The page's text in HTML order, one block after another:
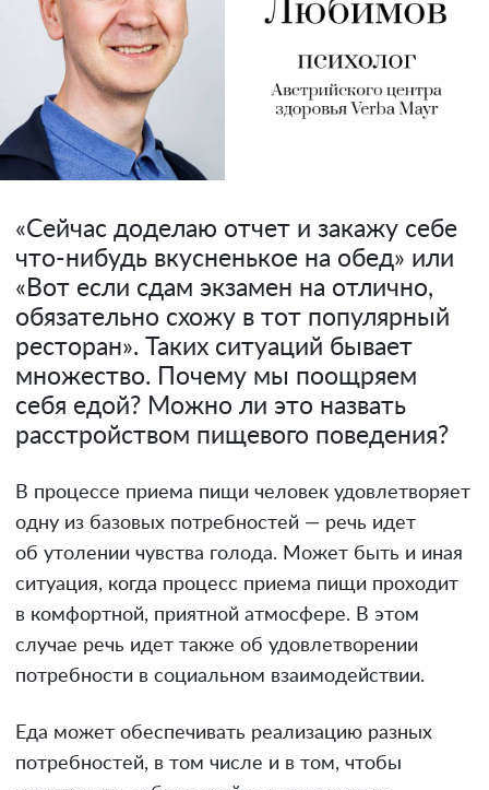
«Сейчас доделаю отчет и закажу себе
что-нибудь вкусненькое на обед» или
«Вот если сдам экзамен на отлично,
обязательно схожу в тот популярный
ресторан». Таких ситуаций бывает
множество. Почему мы поощряем
себя едой? Можно ли это назвать
расстройством пищевого поведения?
В процессе приема пищи человек удовлетворяет
одну из базовых потребностей — речь идет
об утолении чувства голода. Может быть и иная
ситуация, когда процесс приема пищи проходит
в комфортной, приятной атмосфере. В этом
случае речь идет также об удовлетворении
потребности в социальном взаимодействии.
Еда может обеспечивать реализацию разных
потребностей, в том числе и в том, чтобы